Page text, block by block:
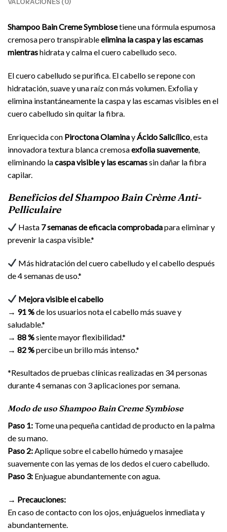
VALORACIONES (0)
Shampoo Bain Creme Symbiosetiene una fórmula espumosa
cremosa pero transpirableelimina la caspa y las escamas
mientrashidrata y calma el cuero cabelludo seco.
El cuero cabelludo se purifica. El cabello se repone con
hidratación, suave y una raíz con más volumen. Exfolia y
elimina instantáneamente la caspa y las escamas visibles en el
cuero cabelludo sin quitar la fibra.
Enriquecida con Piroctona Olaminay Ácido Salicílico , esta
innovadora textura blanca cremosaexfolia suavemente,
eliminando lacaspa visible y las escamassin dañar la fibra
capilar.
Beneficios del Shampoo Bain Crème Anti-
Pelliculaire
Hasta 7 semanas de eficacia comprobadapara eliminar y
prevenir la caspa visible.*
Más hidratación del cuero cabelludo y el cabello después
de 4 semanas de uso.*
Mejora visible el cabello
→ 91 %de los usuarios nota el cabello más suave y
saludable.*
→ 88 %siente mayor flexibilidad.*
→ 82 %percibe un brillo más intenso.*
*Resultados de pruebas clínicas realizadas en 34 personas
durante 4 semanas con 3 aplicaciones por semana.
Modo de uso Shampoo Bain Creme Symbiose
Paso 1: Tome una pequeña cantidad de producto en la palma
de su mano.
Paso 2:Aplique sobre el cabello húmedo y masajee
suavemente con las yemas de los dedos el cuero cabelludo.
Paso 3: Enjuague abundantemente con agua.
→ Precauciones:
En caso de contacto con los ojos, enjuáguelos inmediata y
abundantemente.